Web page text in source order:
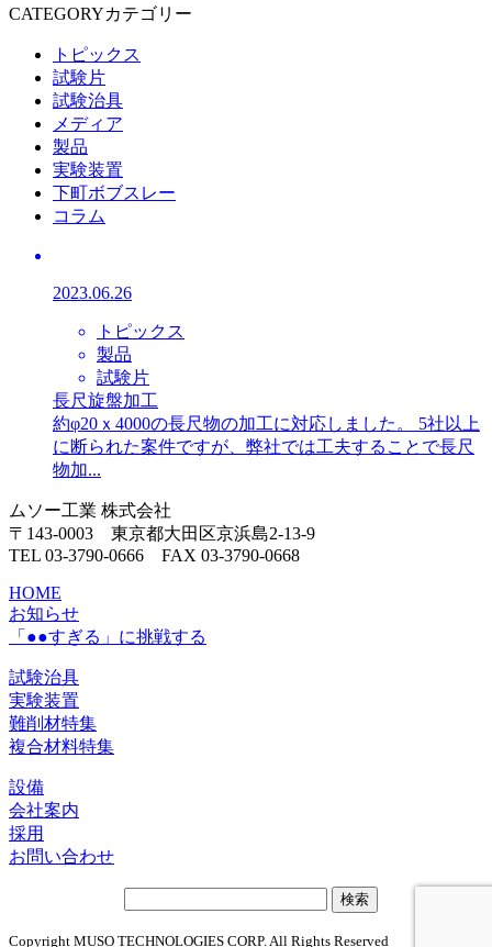
CATEGORYカテゴリー
トピックス
試験片
試験治具
メディア
製品
実験装置
下町ボブスレー
コラム
2023.06.26
トピックス
製品
試験片
長尺旋盤加工
約φ20ｘ4000の長尺物の加工に対応しました。 5社以上
に断られた案件ですが、弊社では工夫することで長尺
物加...
ムソー工業 株式会社
〒143-0003 東京都大田区京浜島2-13-9
TEL 03-3790-0666 FAX 03-3790-0668
HOME
お知らせ
「●●すぎる」に挑戦する
試験治具
実験装置
難削材特集
複合材料特集
設備
会社案内
採用
お問い合わせ
ト
Copyright MUSO TECHNOLOGIES CORP. All Rights Reserved